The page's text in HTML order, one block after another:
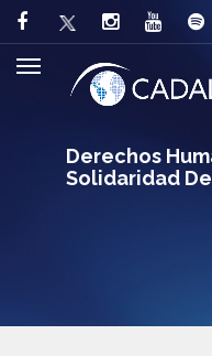
Derechos
Solidaridad